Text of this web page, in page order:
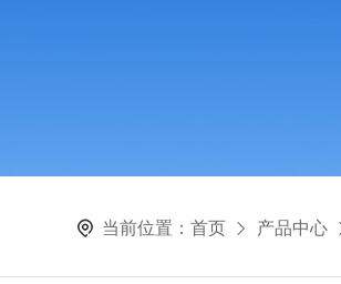
当前位置：首页 产品中心